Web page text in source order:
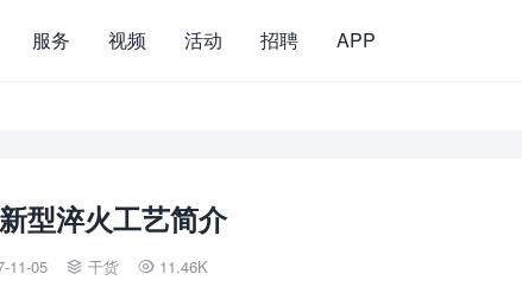
服务 视频 活动 招聘 APP
型淬火工艺简介
11-05  干货  11.46K